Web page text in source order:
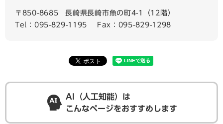
〒850-8685
長崎県長崎市魚の町4-1（12階）
Tel：095-829-1195
Fax：095-829-1298
AI（人工知能）は
こんなページをおすすめします